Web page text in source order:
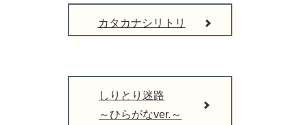
カタカナシリトリ
しりとり迷路
～ひらがなver.～